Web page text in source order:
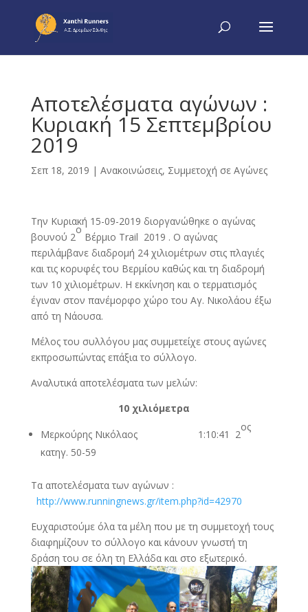
Αποτελέσματα αγώνων :
Κυριακή 15 Σεπτεμβρίου
2019
Σεπ 18, 2019 | Ανακοινώσεις, Συμμετοχή σε Αγώνες
Την Κυριακή 15-09-2019 διοργανώθηκε ο αγώνας
βουνού 2
ο
Βέρμιο Τrail 2019 . Ο αγώνας
περιλάμβανε διαδρομή 24 χιλιομέτρων στις πλαγιές
και τις κορυφές του Βερμίου καθώς και τη διαδρομή
των 10 χιλιομέτρων. Η εκκίνηση και ο τερματισμός
έγιναν στον πανέμορφο χώρο του Αγ. Νικολάου έξω
από τη Νάουσα.
Μέλος του συλλόγου μας συμμετείχε στους αγώνες
εκπροσωπώντας επάξια το σύλλογο.
Αναλυτικά αποτελέσματα των μελών:
10 χιλιόμετρα
Μερκούρης Νικόλαος 1:10:41 2
ος
κατηγ. 50-59
Τα αποτελέσματα των αγώνων :
http://www.runningnews.gr/item.php?id=42970
Ευχαριστούμε όλα τα μέλη που με τη συμμετοχή τους
διαφημίζουν το σύλλογο και κάνουν γνωστή τη
δράση του σε όλη τη Ελλάδα και στο εξωτερικό.